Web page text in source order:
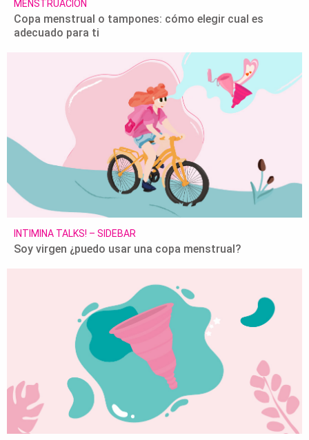
MENSTRUACIÓN
Copa menstrual o tampones: cómo elegir cual es
adecuado para ti
INTIMINA TALKS! – SIDEBAR
Soy virgen ¿puedo usar una copa menstrual?